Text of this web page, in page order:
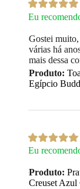
Eu
Gostei muito,
várias há
mais dessa
Produto:
Egípcio
Eu
Produto:
Creuset Azul